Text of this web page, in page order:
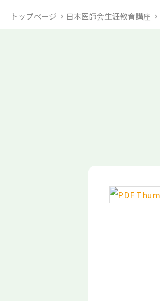
トップページ 日本医師会生涯教育講座